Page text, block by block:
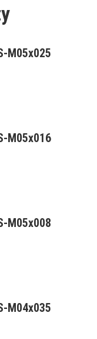
M05x025
M05x016
M05x008
M04x035